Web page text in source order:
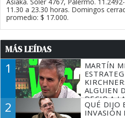
11.30 a 23.30 horas. Domingos
promedio: $ 17.000.
MÁS LEÍDAS
1
MARTÍN
ALGUIEN
DECIR A
TIENE
2
QUÉ DIJO
INVASIÓN